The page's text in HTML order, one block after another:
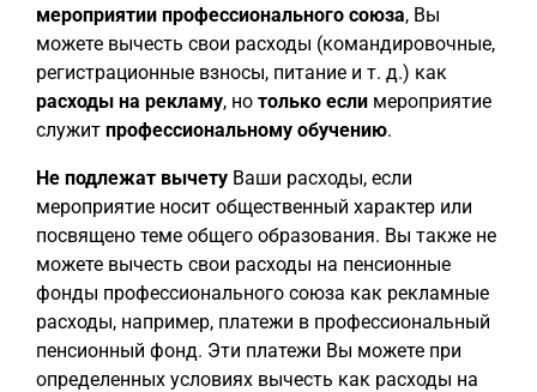
мероприятии профессионального союза, Вы
можете вычесть свои расходы (командировочные,
регистрационные взносы, питание и т. д.) как
расходы на рекламу, но только если мероприятие
служит профессиональному обучению.
Не подлежат вычету Ваши расходы, если
мероприятие носит общественный характер или
посвящено теме общего образования. Вы также не
можете вычесть свои расходы на пенсионные
фонды профессионального союза как рекламные
расходы, например, платежи в профессиональный
пенсионный фонд. Эти платежи Вы можете при
определенных условиях вычесть как расходы на